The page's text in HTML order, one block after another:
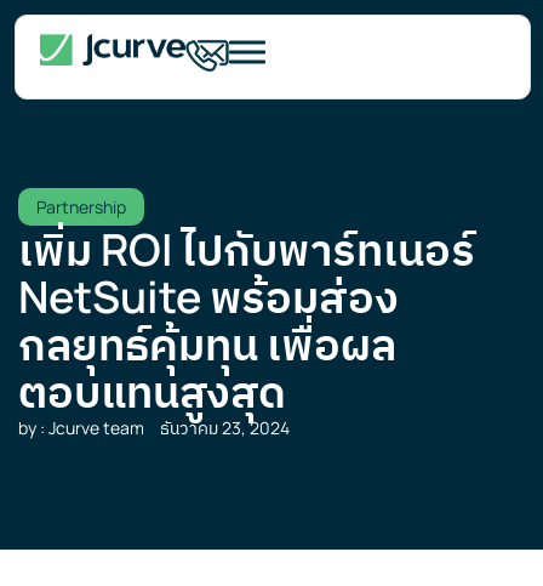
Partnership
เพิ่ม ROI ไปกับพาร์ทเนอร์
NetSuite พร้อมส่อง
กลยุทธ์คุ้มทุน เพื่อผล
ตอบแทนสูงสุด
by : Jcurve team ธันวาคม 23, 2024